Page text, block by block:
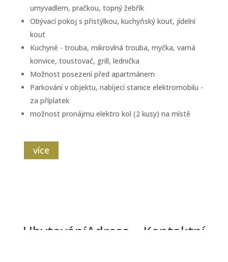
umyvadlem, pračkou, topný žebřík
Obývací pokoj s přistýlkou, kuchyňský kout, jídelní
kout
Kuchyně - trouba, mikrovlná trouba, myčka, varná
konvice, toustovač, grill, lednička
Možnost posezení před apartmánem
Parkování v objektu, nabíjecí stanice elektromobilu -
za příplatek
možnost pronájmu elektro kol (2 kusy) na místě
více
UbytováníAdresa Kontaktní